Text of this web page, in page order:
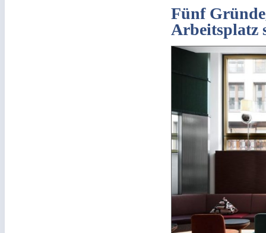
Fünf
Arbeitsplatz